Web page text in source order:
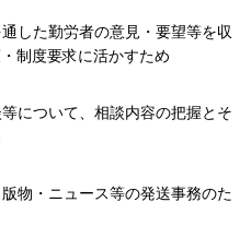
した勤労者の意見・要望等を収
制度要求に活かすため
について、相談内容の把握とそ
物・ニュース等の発送事務のた